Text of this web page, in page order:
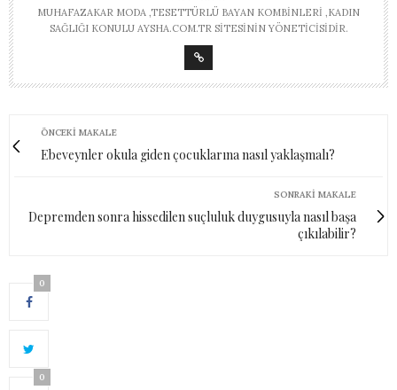
MUHAFAZAKAR MODA ,TESETTÜRLÜ BAYAN KOMBINLERI ,KADIN
SAĞLIĞI KONULU AYSHA.COM.TR SITESININ YÖNETICISIDIR.
ÖNCEKI MAKALE
Ebeveynler okula giden çocuklarına nasıl yaklaşmalı?
SONRAKI MAKALE
Depremden sonra hissedilen suçluluk duygusuyla nasıl başa
çıkılabilir?
0
0